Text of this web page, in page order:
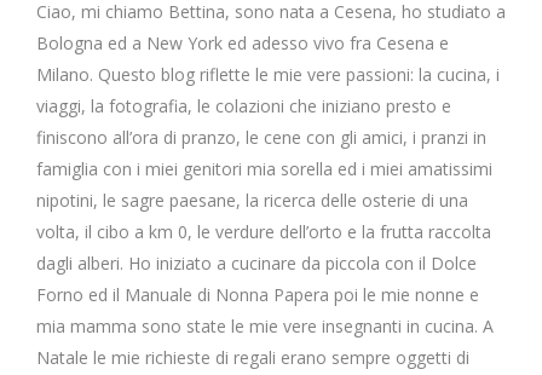
Ciao, mi chiamo Bettina, sono nata a Cesena, ho studiato a
Bologna ed a New York ed adesso vivo fra Cesena e
Milano. Questo blog riflette le mie vere passioni: la cucina, i
viaggi, la fotografia, le colazioni che iniziano presto e
finiscono all’ora di pranzo, le cene con gli amici, i pranzi in
famiglia con i miei genitori mia sorella ed i miei amatissimi
nipotini, le sagre paesane, la ricerca delle osterie di una
volta, il cibo a km 0, le verdure dell’orto e la frutta raccolta
dagli alberi. Ho iniziato a cucinare da piccola con il Dolce
Forno ed il Manuale di Nonna Papera poi le mie nonne e
mia mamma sono state le mie vere insegnanti in cucina. A
Natale le mie richieste di regali erano sempre oggetti di